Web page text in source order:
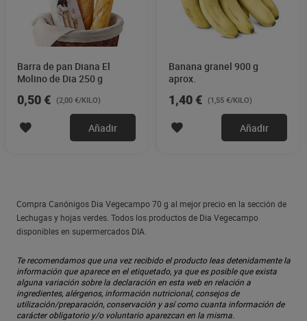
Barra de pan Diana El
Molino de Dia 250 g
0,50 € (2,00 €/KILO)
Añadir
Banana granel 900 g
aprox.
1,40 € (1,55 €/KILO)
Añadir
Compra Canónigos Dia Vegecampo 70 g al mejor precio en la sección de
Lechugas y hojas verdes. Todos los productos de Dia Vegecampo
disponibles en supermercados DIA.
Te recomendamos que una vez recibido el producto leas detenidamente la
información que aparece en el etiquetado, ya que es posible que exista
alguna variación sobre la declaración en esta web en relación a
ingredientes, alérgenos, información nutricional, consejos de
utilización/preparación, conservación y así como cuanta información de
carácter obligatorio y/o voluntario aparezcan en la misma.